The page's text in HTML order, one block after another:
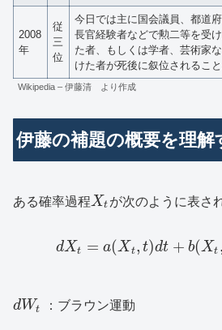
2008
年
従
三
位
今日では主に国会議員、都道
長官経験者などで勲二等を受
た者、もしくは学者、芸術家
けた者が死後に叙位されるこ
Wikipedia – 伊藤清 より作成
伊藤の補題の概要を理解
ある確率過程X t が次のように表さ
dXt = a(Xt, t)dt + b(Xt ,
dWt ：ブラウン運動